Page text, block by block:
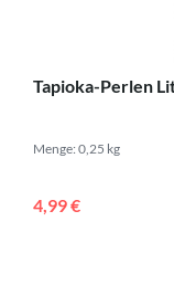
Tapioka-Perlen
Menge: 0,25 kg
4,99 €